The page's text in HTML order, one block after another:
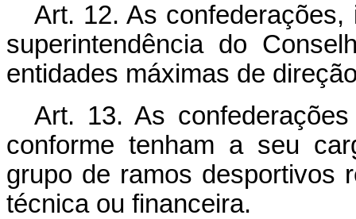
Art. 12. As
superintendência do
entidades máximas de
Art. 13. As
conforme tenham a seu
grupo de ramos desportivos
técnica ou financeira.